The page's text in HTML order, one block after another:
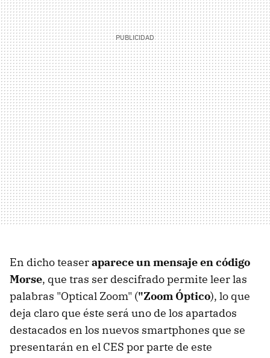
En dicho teaseraparece un mensaje en código
Morse, que tras ser descifrado permite leer las
palabras "Optical Zoom" ("Zoom Óptico), lo que
deja claro que éste será uno de los apartados
destacados en los nuevos smartphones que se
presentarán en el CES por parte de este